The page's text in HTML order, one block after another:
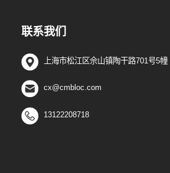
联系我们
上海市松江区佘山镇陶干路701号5幢
cx@cmbloc.com
13122208718